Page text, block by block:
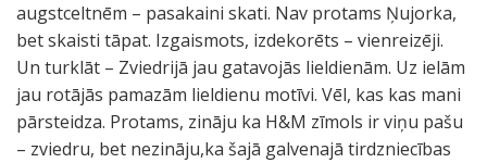
augstceltnēm – pasakaini skati. Nav protams Ņujorka,
bet skaisti tāpat. Izgaismots, izdekorēts – vienreizēji.
Un turklāt – Zviedrijā jau gatavojās lieldienām. Uz ielām
jau rotājās pamazām lieldienu motīvi. Vēl, kas kas mani
pārsteidza. Protams, zināju ka H&M zīmols ir viņu pašu
– zviedru, bet nezināju,ka šajā galvenajā tirdzniecības